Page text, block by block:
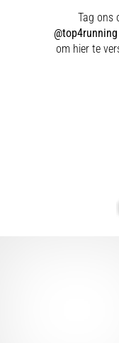
Tag ons
om hier te